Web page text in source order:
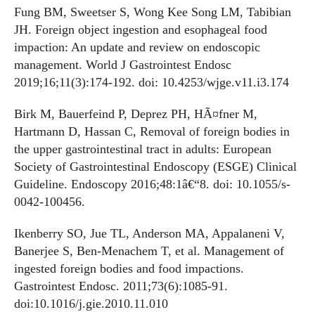
Fung BM, Sweetser S, Wong Kee Song LM, Tabibian
JH. Foreign object ingestion and esophageal food
impaction: An update and review on endoscopic
management. World J Gastrointest Endosc
2019;16;11(3):174-192. doi: 10.4253/wjge.v11.i3.174
Birk M, Bauerfeind P, Deprez PH, HÃ¤fner M,
Hartmann D, Hassan C, Removal of foreign bodies in
the upper gastrointestinal tract in adults: European
Society of Gastrointestinal Endoscopy (ESGE) Clinical
Guideline. Endoscopy 2016;48:1â€“8. doi: 10.1055/s-
0042-100456.
Ikenberry SO, Jue TL, Anderson MA, Appalaneni V,
Banerjee S, Ben-Menachem T, et al. Management of
ingested foreign bodies and food impactions.
Gastrointest Endosc. 2011;73(6):1085-91.
doi:10.1016/j.gie.2010.11.010